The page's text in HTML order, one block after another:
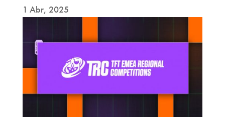
1 Abr, 2025